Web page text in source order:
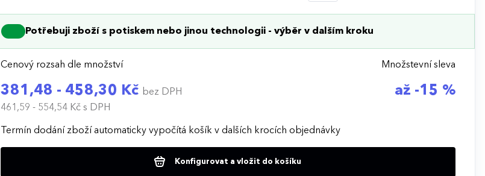
Potřebuji zboží s potiskem nebo jinou technologii - výběr v dalším kroku
Cenový rozsah dle množství
381,48 - 458,30 Kč bez DPH
461,59 - 554,54 Kčs DPH
Množstevní sleva
až -15 %
Termín dodání zboží automaticky vypočítá košík v dalších krocích objednávky
Konfigurovat a vložit do košíku